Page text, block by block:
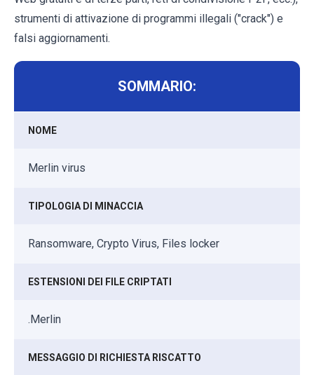
strumenti di attivazione di programmi illegali ("crack") e
falsi aggiornamenti.
SOMMARIO:
NOME
Merlin virus
TIPOLOGIA DI MINACCIA
Ransomware, Crypto Virus, Files locker
ESTENSIONI DEI FILE CRIPTATI
.Merlin
MESSAGGIO DI RICHIESTA RISCATTO